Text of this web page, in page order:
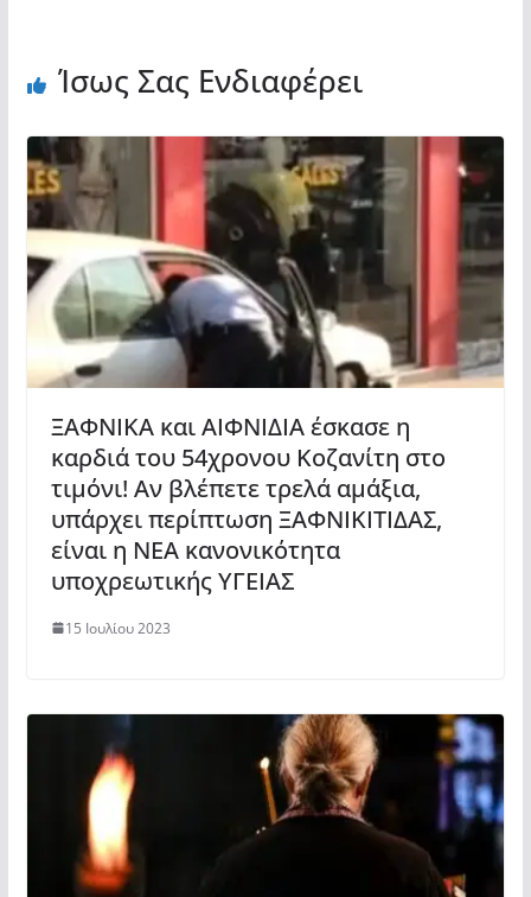
Ίσως Σας Ενδιαφέρει
ΞΑΦΝΙΚΑ και ΑΙΦΝΙΔΙΑ έσκασε η
καρδιά του 54χρονου Κοζανίτη στο
τιμόνι! Αν βλέπετε τρελά αμάξια,
υπάρχει περίπτωση ΞΑΦΝΙΚΙΤΙΔΑΣ,
είναι η ΝΕΑ κανονικότητα
υποχρεωτικής ΥΓΕΙΑΣ
15 Ιουλίου 2023